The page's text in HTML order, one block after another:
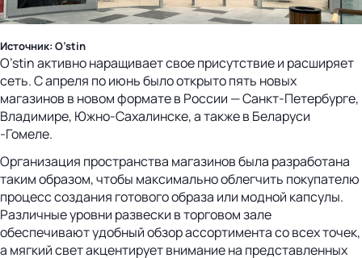
Источник: O’stin
O’stin активно наращивает свое присутствие и расширяет
сеть. С апреля по июнь было открыто пять новых
магазинов в новом формате в России — Санкт-Петербурге,
Владимире, Южно-Сахалинске, а также в Беларуси
-Гомеле.
Организация пространства магазинов была разработана
таким образом, чтобы максимально облегчить покупателю
процесс создания готового образа или модной капсулы.
Различные уровни развески в торговом зале
обеспечивают удобный обзор ассортимента со всех точек,
а мягкий свет акцентирует внимание на представленных